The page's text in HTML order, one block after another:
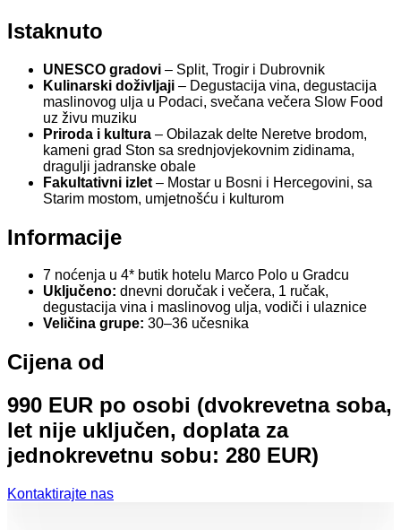
Istaknuto
UNESCO gradovi – Split, Trogir i Dubrovnik
Kulinarski doživljaji – Degustacija vina, degustacija
maslinovog ulja u Podaci, svečana večera Slow Food
uz živu muziku
Priroda i kultura – Obilazak delte Neretve brodom,
kameni grad Ston sa srednjovjekovnim zidinama,
dragulji jadranske obale
Fakultativni izlet – Mostar u Bosni i Hercegovini, sa
Starim mostom, umjetnošću i kulturom
Informacije
7 noćenja u 4* butik hotelu Marco Polo u Gradcu
Uključeno: dnevni doručak i večera, 1 ručak,
degustacija vina i maslinovog ulja, vodiči i ulaznice
Veličina grupe: 30–36 učesnika
Cijena od
990 EUR po osobi (dvokrevetna soba,
let nije uključen, doplata za
jednokrevetnu sobu: 280 EUR)
Kontaktirajte nas